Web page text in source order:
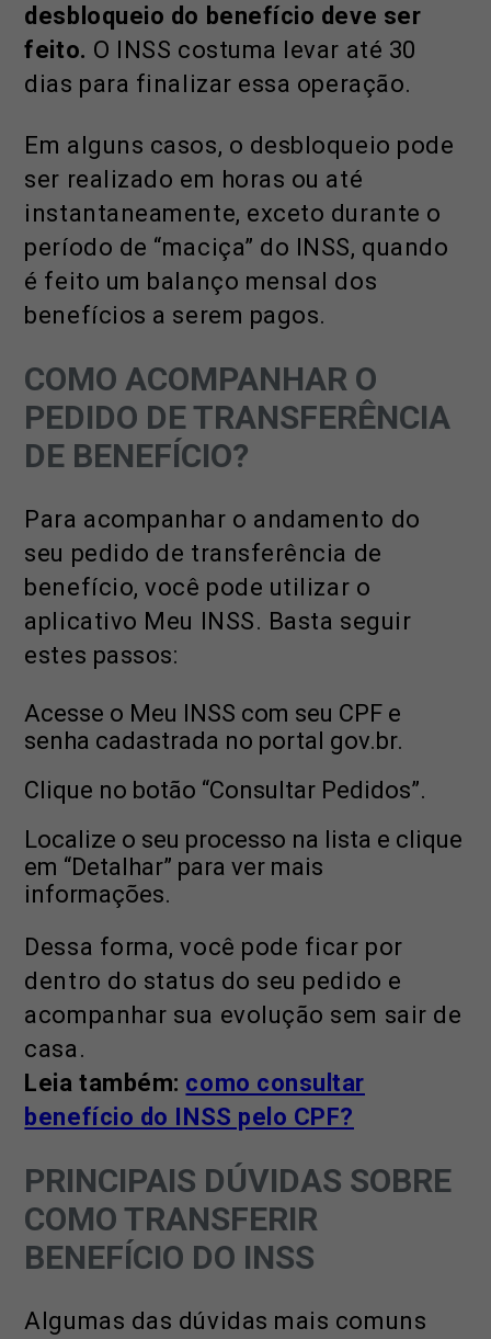
desbloqueio do benefício deve ser
feito. O INSS costuma levar até 30
dias para finalizar essa operação.
Em alguns casos, o desbloqueio pode
ser realizado em horas ou até
instantaneamente, exceto durante o
período de “maciça” do INSS, quando
é feito um balanço mensal dos
benefícios a serem pagos.
COMO ACOMPANHAR O
PEDIDO DE TRANSFERÊNCIA
DE BENEFÍCIO?
Para acompanhar o andamento do
seu pedido de transferência de
benefício, você pode utilizar o
aplicativo Meu INSS. Basta seguir
estes passos:
Acesse o Meu INSS com seu CPF e
senha cadastrada no portal gov.br.
Clique no botão “Consultar Pedidos”.
Localize o seu processo na lista e clique
em “Detalhar” para ver mais
informações.
Dessa forma, você pode ficar por
dentro do status do seu pedido e
acompanhar sua evolução sem sair de
casa.
Leia também: como consultar
benefício do INSS pelo CPF?
PRINCIPAIS DÚVIDAS SOBRE
COMO TRANSFERIR
BENEFÍCIO DO INSS
Algumas das dúvidas mais comuns